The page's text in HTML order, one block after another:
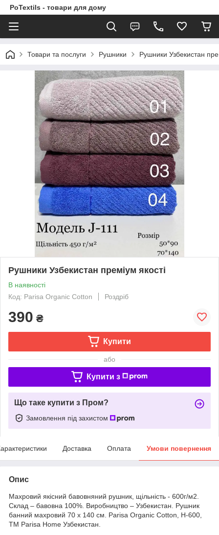
PoTextils - товари для дому
Товари та послуги Рушники Рушники Узбекистан
Рушники Узбекистан преміум якості
В наявності
Код: Parisa Organic Cotton
Роздріб
390 ₴
Купити
або
Купити з
Що таке купити з Пром?
Замовлення під захистом
Доставка Оплата Умови повернення
Опис
Махровий якісний бавовняний рушник, щільність - 600г/м2.
Склад – бавовна 100%. Виробництво – Узбекистан. Рушник
банний махровий 70 x 140 см. Parisa Organic Cotton, H-600,
ТМ Parisa Home Узбекистан.